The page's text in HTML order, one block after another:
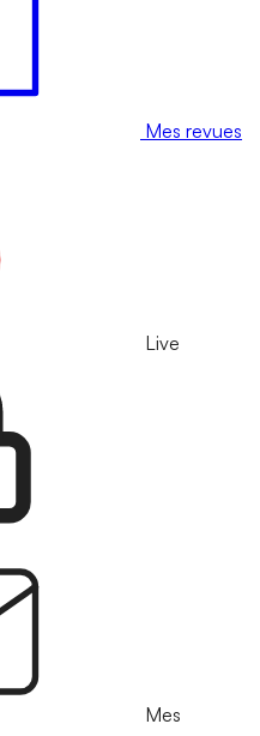
Mes revues
Live
Mes